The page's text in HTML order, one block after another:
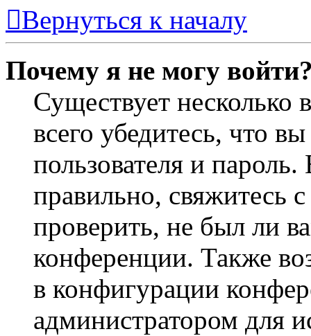
Вернуться к началу
Почему я не могу
Существует
всего убедитесь, что
пользователя и
правильно, свяжитесь
проверить, не был ли
конференции. Также
в конфигурации
администратором для